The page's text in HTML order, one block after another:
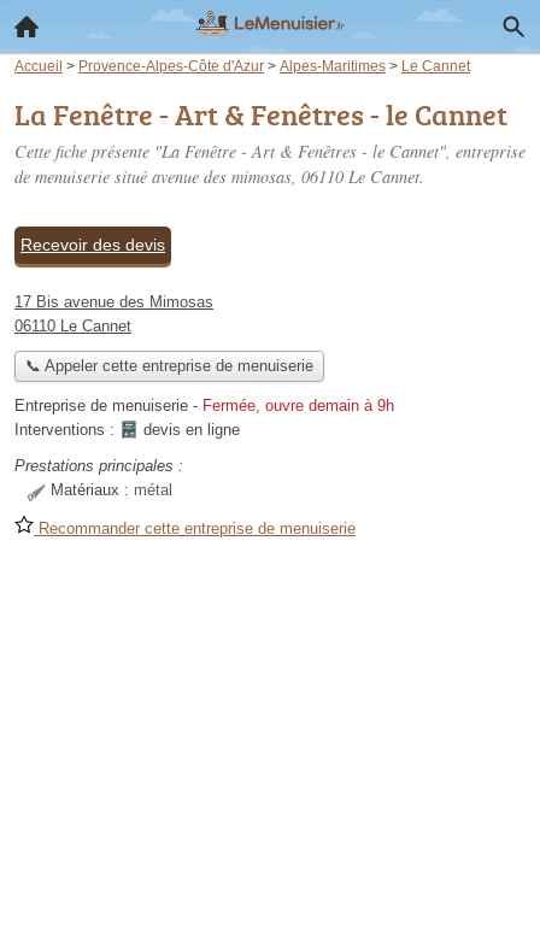
Accueil > Provence-Alpes-Côte d'Azur > Alpes-Maritimes > Le Cannet
La Fenêtre - Art & Fenêtres - le Cannet
Cette fiche présente "La Fenêtre - Art & Fenêtres - le Cannet", entreprise
de menuiserie situé avenue des mimosas, 06110 Le Cannet.
Recevoir des devis
17 Bis avenue des Mimosas
06110 Le Cannet
📞 Appeler cette entreprise de menuiserie
Entreprise de menuiserie - Fermée, ouvre demain à 9h
Interventions :
devis en ligne
Prestations principales :
Matériaux : métal
Recommander cette entreprise de menuiserie